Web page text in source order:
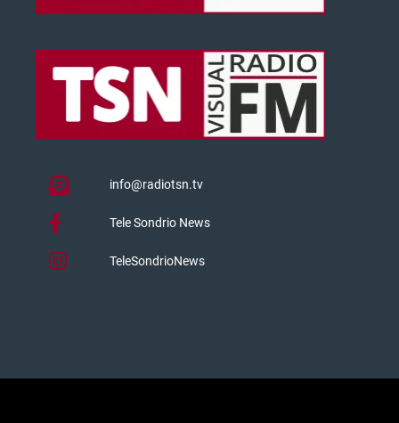
info@radiotsn.tv
Tele Sondrio News
TeleSondrioNews